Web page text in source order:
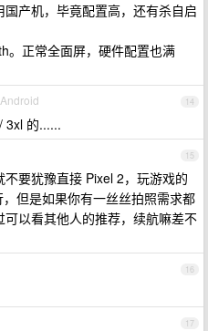
产机，毕竟配置高，还有杀自启
。正常全面屏，硬件配置也满
14
3xl 的......
15
要犹豫直接 Pixel 2，玩游戏的
但是如果你有一丝丝拍照需求都
以看其他人的推荐，续航嘛差不
16
17